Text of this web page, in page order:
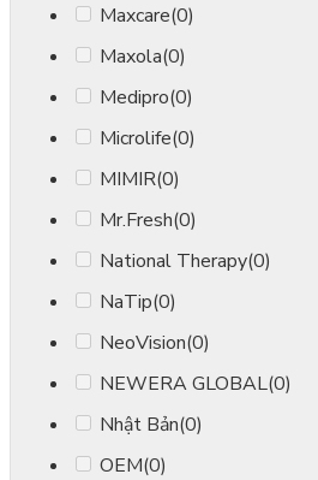
Maxcare(0)
Maxola(0)
Medipro(0)
Microlife(0)
MIMIR(0)
Mr.Fresh(0)
National Therapy(0)
NaTip(0)
NeoVision(0)
NEWERA GLOBAL(0)
Nhật Bản(0)
OEM(0)